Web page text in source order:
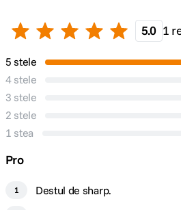
5.0 1
5 stele
4 stele
3 stele
2 stele
1 stea
Pro
1 Destul de sharp.